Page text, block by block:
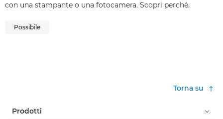
con una stampante o una fotocamera. Scopri perché.
Possibile
Torna su
Prodotti